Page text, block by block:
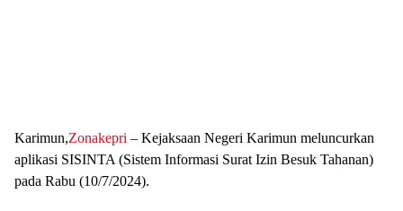
Karimun,Zonakepri – Kejaksaan Negeri Karimun meluncurkan
aplikasi SISINTA (Sistem Informasi Surat Izin Besuk Tahanan)
pada Rabu (10/7/2024).